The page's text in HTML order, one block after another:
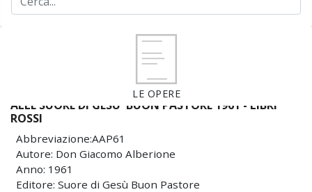
LE OPERE
ALLE SUORE DI GESU' BUON PASTORE 1961 - LIBRI
ROSSI
Abbreviazione:AAP61
Autore: Don Giacomo Alberione
Anno: 1961
Editore: Suore di Gesù Buon Pastore